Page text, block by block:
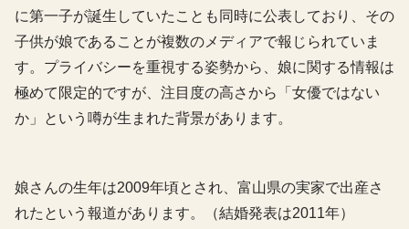
に第一子が誕生していたことも同時に公表しており、その
子供が娘であることが複数のメディアで報じられていま
す。プライバシーを重視する姿勢から、娘に関する情報は
極めて限定的ですが、注目度の高さから「女優ではない
か」という噂が生まれた背景があります。
娘さんの生年は2009年頃とされ、富山県の実家で出産さ
れたという報道があります。（結婚発表は2011年）